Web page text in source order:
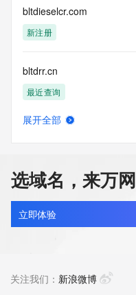
bltdieselcr.com
新注册
bltdrr.cn
最近查询
bltl.top
最近查询
展开全部
选域名，来万网
立即体验
关注我们： 新浪微博